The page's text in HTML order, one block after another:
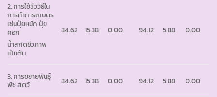
2. การใช้ชีววิธีใน
การทำการเกษตร
เช่นปุ๋ยหมัก ปุ๋ย
คอก
น้ำสกัดชีวภาพ
เป็นต้น
84.62 15.38 0.00 94.12 5.88 0.00
3. การขยายพันธุ์
พืช สัตว์
84.62 15.38 0.00 94.12 5.88 0.00